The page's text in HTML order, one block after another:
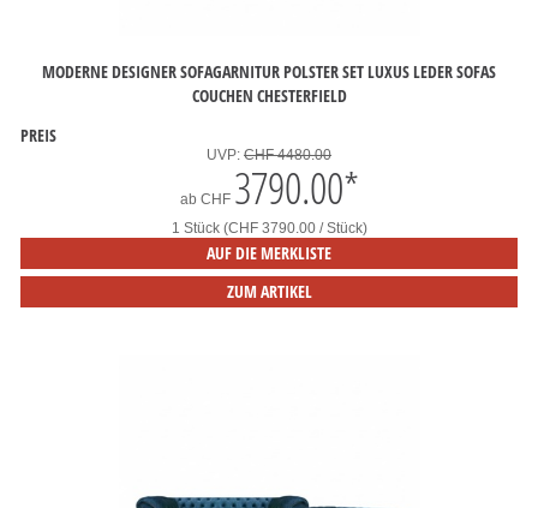
MODERNE DESIGNER SOFAGARNITUR POLSTER SET LUXUS LEDER SOFAS
COUCHEN CHESTERFIELD
PREIS
UVP: CHF 4480.00
ab CHF 3790.00*
1 Stück (CHF 3790.00 / Stück)
AUF DIE MERKLISTE
ZUM ARTIKEL